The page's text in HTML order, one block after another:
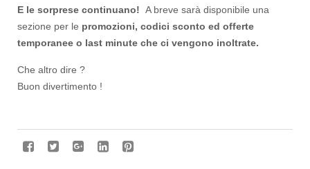
E le sorprese continuano! A breve sarà disponibile una
sezione per le promozioni, codici sconto ed offerte
temporanee o last minute che ci vengono inoltrate.
Che altro dire ?
Buon divertimento !